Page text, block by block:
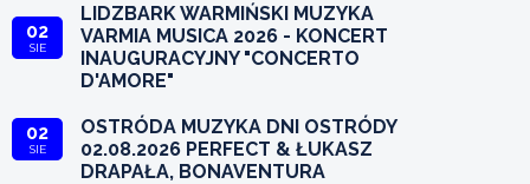
02
SIE
LIDZBARK WARMIŃSKI MUZYKA
VARMIA MUSICA 2026 - KONCERT
INAUGURACYJNY "CONCERTO
D'AMORE"
02
SIE
OSTRÓDA MUZYKA DNI OSTRÓDY
02.08.2026 PERFECT & ŁUKASZ
DRAPAŁA, BONAVENTURA